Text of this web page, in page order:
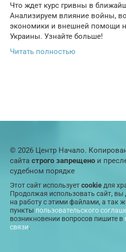
Что ждет курс гривны в
Анализируем влияние войны,
экономики и внешней помощи
Украины. Узнайте больше!
Читать полностью
© 2026 Центр Начало.
сайта строго запрещено и
судебном порядке
Этот сайт используетcookie для
Продолжая использовать сайт, вы
на работу с этими файлами, а так
пункты пользовательского
возникновении вопросов пишите в
связи.